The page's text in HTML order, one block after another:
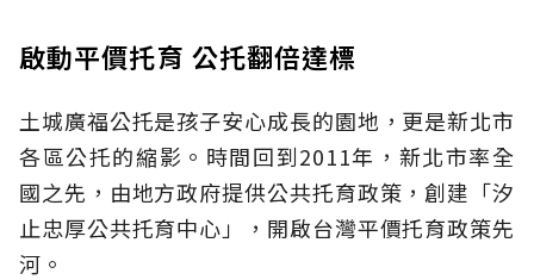
啟動平價托育 公托翻倍達標
土城廣福公托是孩子安心成長的園地，更是新北市
各區公托的縮影。時間回到2011年，新北市率全
國之先，由地方政府提供公共托育政策，創建「汐
止忠厚公共托育中心」，開啟台灣平價托育政策先
河。